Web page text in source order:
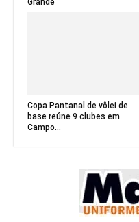
Grande
Copa Pantanal de vôlei de
base reúne 9 clubes em
Campo...